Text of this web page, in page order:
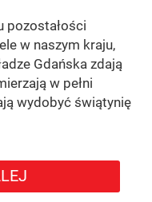
pozostałości
w naszym kraju,
Gdańska zdają
w pełni
wydobyć świątynię